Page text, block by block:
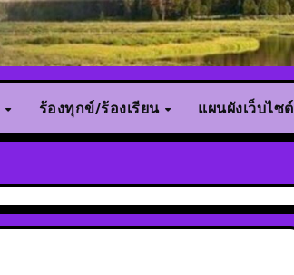
ร้องทุกข์/ร้องเรียน แผนผังเว็บไซต์